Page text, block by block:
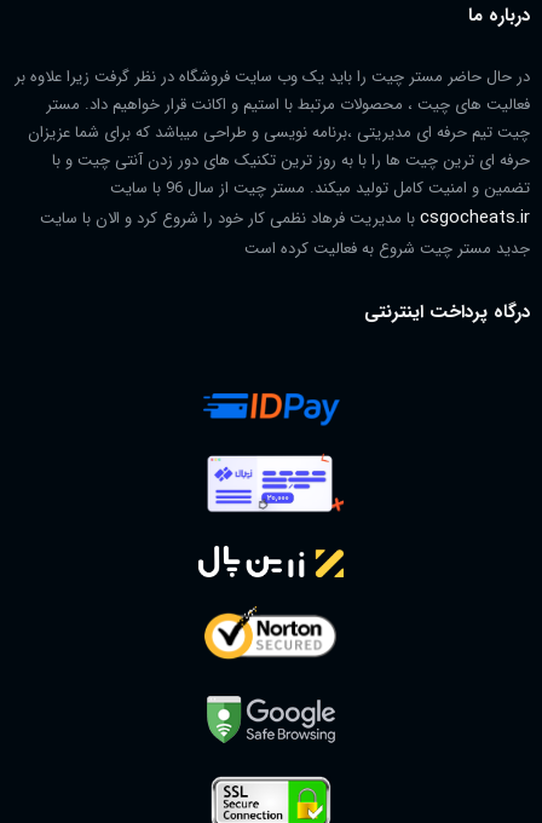
درباره ما
در حال حاضر مستر چیت را باید یک وب سایت فروشگاه در نظر گرفت زیرا علاوه بر
فعالیت های چیت ، محصولات مرتبط با استیم و اکانت قرار خواهیم داد. مستر
چیت تیم حرفه ای مدیریتی ،برنامه نویسی و طراحی میباشد که برای شما عزیزان
حرفه ای ترین چیت ها را با به روز ترین تکنیک های دور زدن آنتی چیت و با
تضمین و امنیت کامل تولید میکند. مستر چیت از سال 96 با سایت
csgocheats.irبا مدیریت فرهاد نظمی کار خود را شروع کرد و الان با سایت
جدید مستر چیت شروع به فعالیت کرده است
درگاه پرداخت اینترنتی